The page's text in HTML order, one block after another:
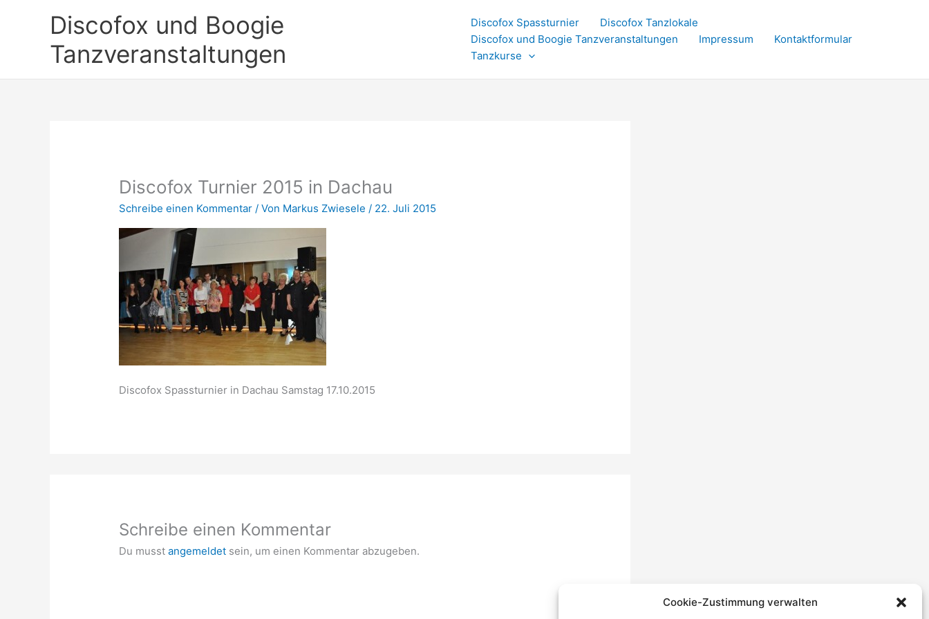
Cookie-Zustimmung verwalten
Discofox und Boogie
Tanzveranstaltungen
Discofox Spassturnier
Discofox Tanzlokale
Discofox und Boogie Tanzveranstaltungen
Impressum
Kontaktformular
Tanzkurse
Discofox Turnier 2015 in Dachau
Schreibe einen Kommentar / Von Markus Zwiesele/ 22. Juli 2015
Discofox Spassturnier in Dachau Samstag 17.10.2015
Schreibe einen Kommentar
Du musstangemeldet sein, um einen Kommentar abzugeben.